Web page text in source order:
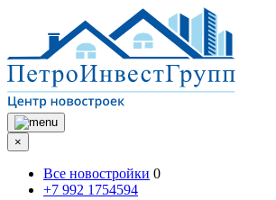
×
Все новостройки 0
+7 992 1754594